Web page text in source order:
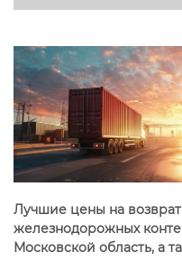
Лучшие цены на
железнодорожных
Московской область, а